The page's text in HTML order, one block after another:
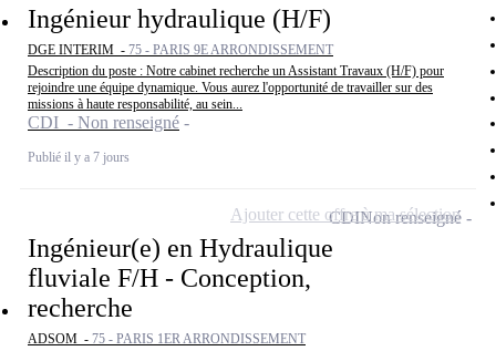
Ingénieur hydraulique (H/F)
DGE INTERIM - 75 - PARIS 9E ARRONDISSEMENT
Description du poste : Notre cabinet recherche un Assistant Travaux (H/F) pour
rejoindre une équipe dynamique. Vous aurez l'opportunité de travailler sur des
missions à haute responsabilité, au sein...
CDI - Non renseigné
Publié il y a 7 jours
Ingénieur(e) en Hydraulique
fluviale F/H - Conception,
recherche
ADSOM - 75 - PARIS 1ER ARRONDISSEMENT
CDINon renseigné
Ajouter cette offre à ma sélection